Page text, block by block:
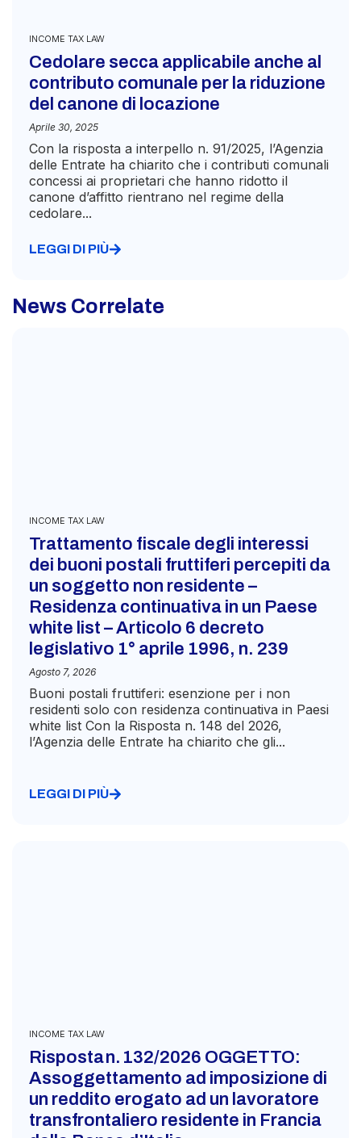
INCOME TAX LAW
Cedolare secca applicabile anche al
contributo comunale per la riduzione
del canone di locazione
Aprile 30, 2025
Con la risposta a interpello n. 91/2025, l’Agenzia
delle Entrate ha chiarito che i contributi comunali
concessi ai proprietari che hanno ridotto il
canone d’affitto rientrano nel regime della
cedolare...
LEGGI DI PIÙ
News Correlate
INCOME TAX LAW
Trattamento fiscale degli interessi
dei buoni postali fruttiferi percepiti da
un soggetto non residente –
Residenza continuativa in un Paese
white list – Articolo 6 decreto
legislativo 1° aprile 1996, n. 239
Agosto 7, 2026
Buoni postali fruttiferi: esenzione per i non
residenti solo con residenza continuativa in Paesi
white list Con la Risposta n. 148 del 2026,
l’Agenzia delle Entrate ha chiarito che gli...
LEGGI DI PIÙ
INCOME TAX LAW
Risposta n. 132/2026 OGGETTO:
Assoggettamento ad imposizione di
un reddito erogato ad un lavoratore
transfrontaliero residente in Francia